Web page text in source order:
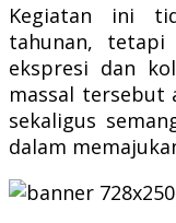
Kegiatan ini
tahunan, tetapi
ekspresi dan
massal tersebut
sekaligus
dalam